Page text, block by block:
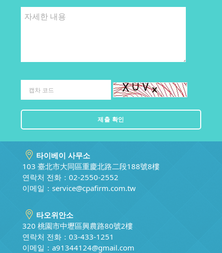
타이베이 사무소
103 臺北市大同區重慶北路二段188號8樓
연락처 전화：02-2550-2552
이메일： service@cpafirm.com.tw
타오위안소
320 桃園市中壢區興農路80號2樓
연락처 전화：03-433-1251
이메일： a91344124@gmail.com